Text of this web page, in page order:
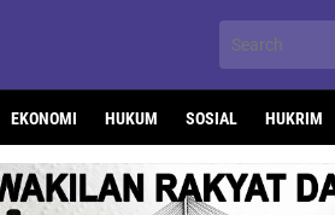
EKONOMI HUKUM SOSIAL HUKRIM